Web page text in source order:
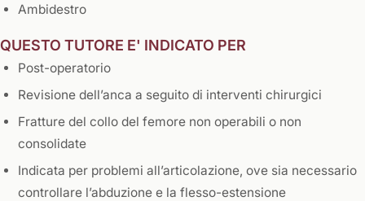
Ambidestro
​QUESTO TUTORE E' INDICATO PER
Post-operatorio
Revisione dell’anca a seguito di interventi chirurgici
Fratture del collo del femore non operabili o non
consolidate
Indicata per problemi all’articolazione, ove sia necessario
controllare l’abduzione e la flesso-estensione